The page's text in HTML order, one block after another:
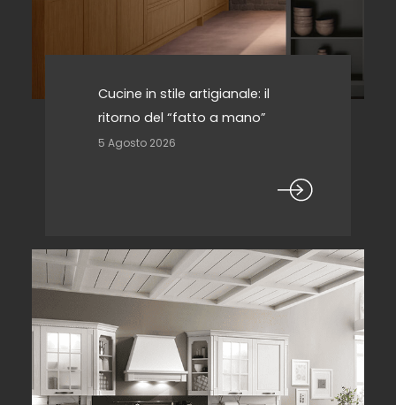
Cucine in stile artigianale: il
ritorno del “fatto a mano”
5 Agosto 2026